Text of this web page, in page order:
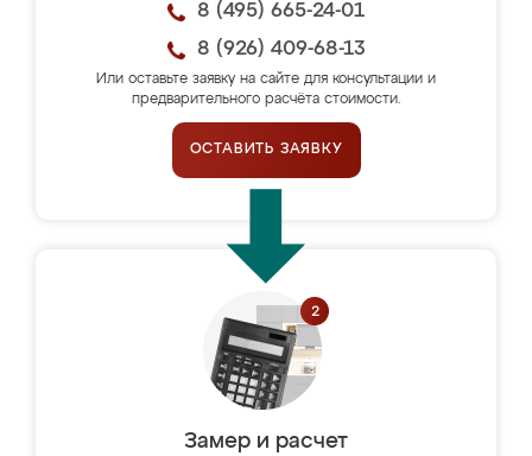
8 (495) 665-24-01
8 (926) 409-68-13
Или оставьте заявку на сайте для консультации и
предварительного расчёта стоимости.
ОСТАВИТЬ ЗАЯВКУ
Замер и расчет